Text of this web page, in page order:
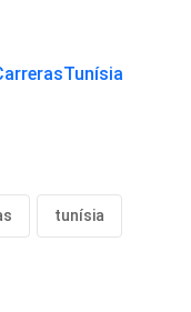
Tunísia
tunísia